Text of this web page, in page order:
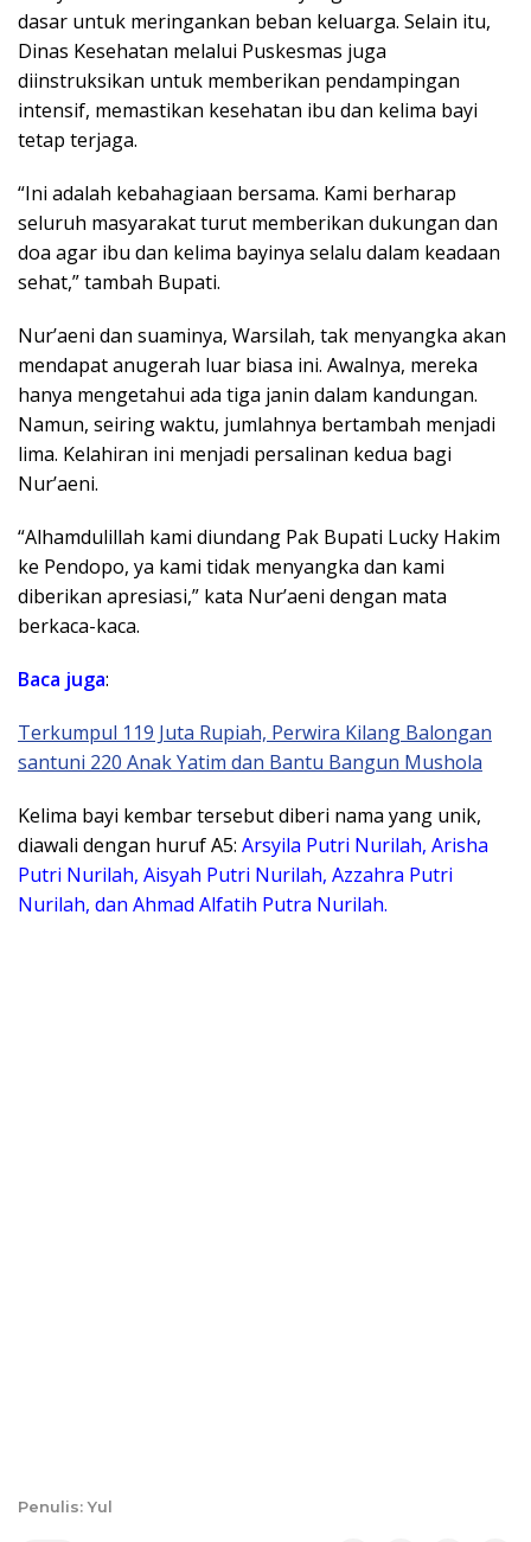
dasar untuk meringankan beban keluarga. Selain itu,
Dinas Kesehatan melalui Puskesmas juga
diinstruksikan untuk memberikan pendampingan
intensif, memastikan kesehatan ibu dan kelima bayi
tetap terjaga.
“Ini adalah kebahagiaan bersama. Kami berharap
seluruh masyarakat turut memberikan dukungan dan
doa agar ibu dan kelima bayinya selalu dalam keadaan
sehat,” tambah Bupati.
Nur’aeni dan suaminya, Warsilah, tak menyangka akan
mendapat anugerah luar biasa ini. Awalnya, mereka
hanya mengetahui ada tiga janin dalam kandungan.
Namun, seiring waktu, jumlahnya bertambah menjadi
lima. Kelahiran ini menjadi persalinan kedua bagi
Nur’aeni.
“Alhamdulillah kami diundang Pak Bupati Lucky Hakim
ke Pendopo, ya kami tidak menyangka dan kami
diberikan apresiasi,” kata Nur’aeni dengan mata
berkaca-kaca.
Baca juga:
Terkumpul 119 Juta Rupiah, Perwira Kilang Balongan
santuni 220 Anak Yatim dan Bantu Bangun Mushola
Kelima bayi kembar tersebut diberi nama yang unik,
diawali dengan huruf A5: Arsyila Putri Nurilah, Arisha
Putri Nurilah, Aisyah Putri Nurilah, Azzahra Putri
Nurilah, dan Ahmad Alfatih Putra Nurilah.
Penulis: Yul